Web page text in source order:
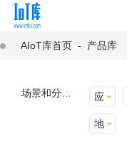
AIoT库首页 - 产品库
应用场景
地址选择